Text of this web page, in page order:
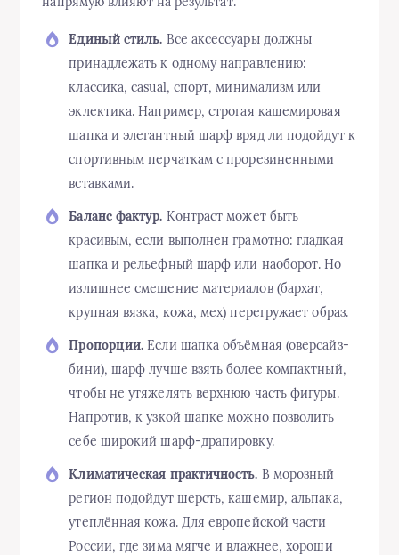
Единый стиль. Все аксессуары должны
принадлежать к одному направлению:
классика, casual, спорт, минимализм или
эклектика. Например, строгая кашемировая
шапка и элегантный шарф вряд ли подойдут к
спортивным перчаткам с прорезиненными
вставками.
Баланс фактур. Контраст может быть
красивым, если выполнен грамотно: гладкая
шапка и рельефный шарф или наоборот. Но
излишнее смешение материалов (бархат,
крупная вязка, кожа, мех) перегружает образ.
Пропорции. Если шапка объёмная (оверсайз-
бини), шарф лучше взять более компактный,
чтобы не утяжелять верхнюю часть фигуры.
Напротив, к узкой шапке можно позволить
себе широкий шарф-драпировку.
Климатическая практичность. В морозный
регион подойдут шерсть, кашемир, альпака,
утеплённая кожа. Для европейской части
России, где зима мягче и влажнее, хороши